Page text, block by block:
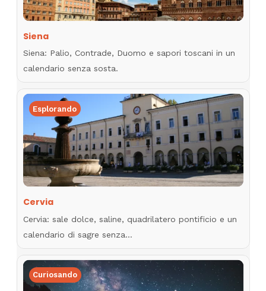
Siena
Siena: Palio, Contrade, Duomo e sapori toscani in un
calendario senza sosta.
Esplorando
Cervia
Cervia: sale dolce, saline, quadrilatero pontificio e un
calendario di sagre senza…
Curiosando